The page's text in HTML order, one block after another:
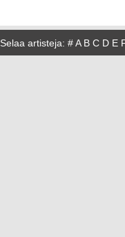
Selaa artisteja: # A B C D E